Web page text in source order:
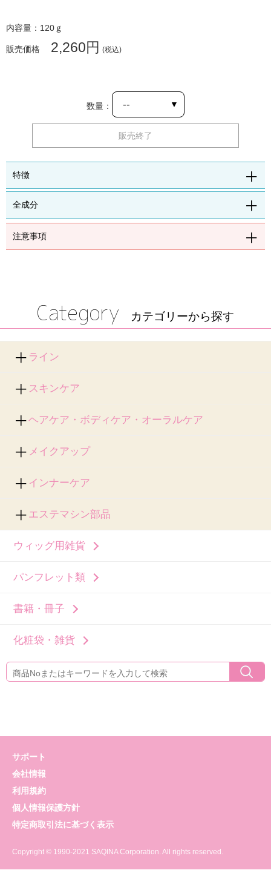
個人情報保護方針
特定商取引法に基づく表示
内容量：120ｇ
販売価格 2,260円 (税込)
数量：
販売終了
特徴
全成分
注意事項
Category カテゴリーから探す
ライン
スキンケア
ヘアケア・ボディケア・オーラルケア
メイクアップ
インナーケア
エステマシン部品
ウィッグ用雑貨
パンフレット類
書籍・冊子
化粧袋・雑貨
サポート
会社情報
利用規約
個人情報保護方針
特定商取引法に基づく表示
Copyright © 1990-2021 SAQINA Corporation. All rights reserved.